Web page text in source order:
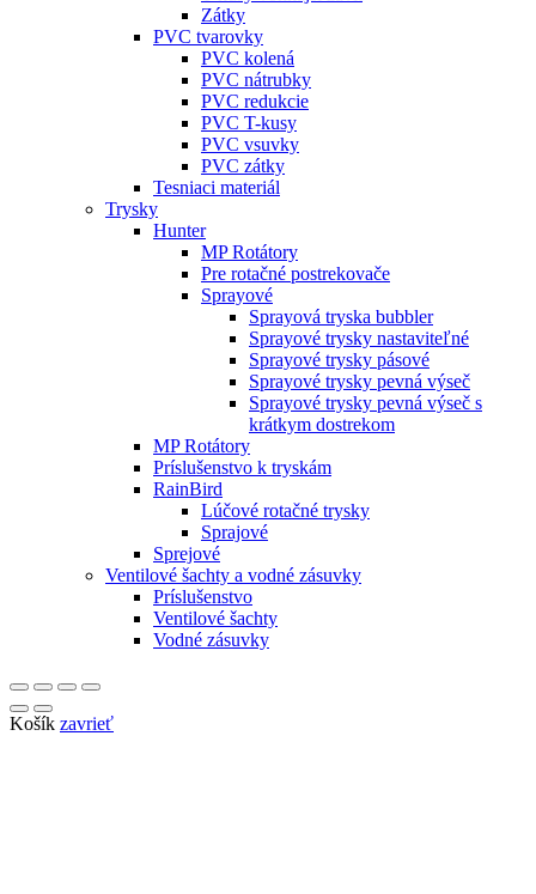
Zátky
PVC tvarovky
PVC kolená
PVC nátrubky
PVC redukcie
PVC T-kusy
PVC vsuvky
PVC zátky
Tesniaci materiál
Trysky
Hunter
MP Rotátory
Pre rotačné postrekovače
Sprayové
Sprayová tryska bubbler
Sprayové trysky nastaviteľné
Sprayové trysky pásové
Sprayové trysky pevná výseč
Sprayové trysky pevná výseč s
krátkym dostrekom
MP Rotátory
Príslušenstvo k tryskám
RainBird
Lúčové rotačné trysky
Sprajové
Sprejové
Ventilové šachty a vodné zásuvky
Príslušenstvo
Ventilové šachty
Vodné zásuvky
Košík zavrieť